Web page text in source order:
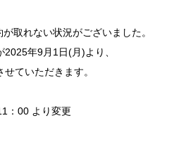
取れない状況がございました。
年9月1日(月)より、
ていただきます。
：00 より変更